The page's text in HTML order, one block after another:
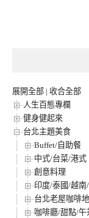
展開全部 | 收合全部
人生百態專欄
健身健起來
台北主題美食
Buffet/自助餐
中式/台菜/港式
創意料理
印度/泰國/越南
台北老屋咖啡
咖啡廳/甜點/午